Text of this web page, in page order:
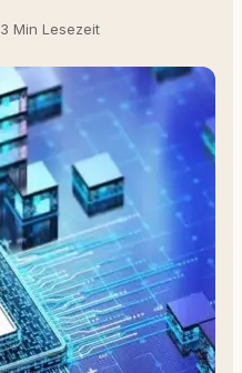
3 Min Lesezeit